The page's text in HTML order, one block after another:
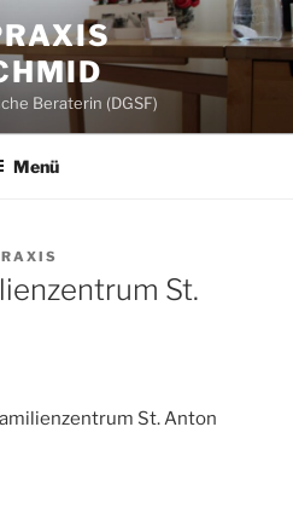
Beraterin (DGSF)
Menü
St.
St. Anton